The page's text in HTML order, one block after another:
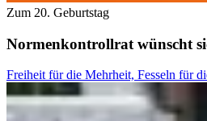
Zum 20. Geburtstag
Normenkontrollrat wünscht
Freiheit für die Mehrheit, Fesseln für